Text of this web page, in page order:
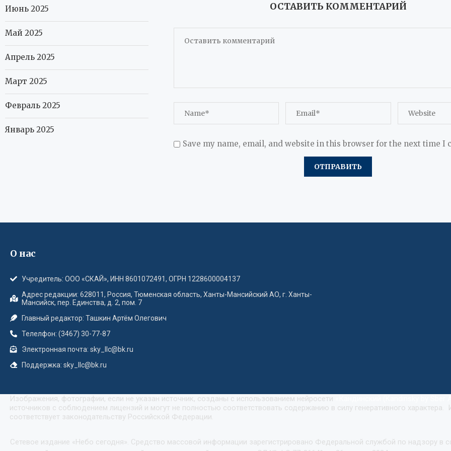
ОСТАВИТЬ КОММЕНТАРИЙ
Save my name, email, and website in this browser for the next time I
Июнь 2025
Май 2025
Апрель 2025
Март 2025
Февраль 2025
Январь 2025
О нас
Учредитель: ООО «СКАЙ», ИНН 8601072491, ОГРН 1228600004137
Адрес редакции: 628011, Россия, Тюменская область, Ханты-Мансийский АО, г. Ханты-
Мансийск, пер. Единства, д. 2, пом. 7
Главный редактор: Ташкин Артём Олегович
Телелфон: (3467) 30-77-87
Электронная почта: sky_llc@bk.ru
Поддержка: sky_llc@bk.ru
Изображения, фотографии, если не указан источник, созданы с использованием нейросети
источников с соблюдением лицензий и могут не полностью соответствовать содержанию в силу генеративного
соответствует законодательству Российской Федерации.
Сетевое издание «Небо сегодня». Средство массовой информации зарегистрировано Федеральной службой по надзору в